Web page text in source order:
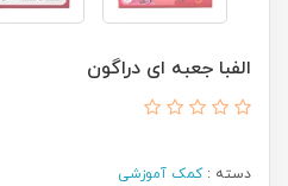
الفبا جعبه ای دراگون
دسته :کمک آموزشی